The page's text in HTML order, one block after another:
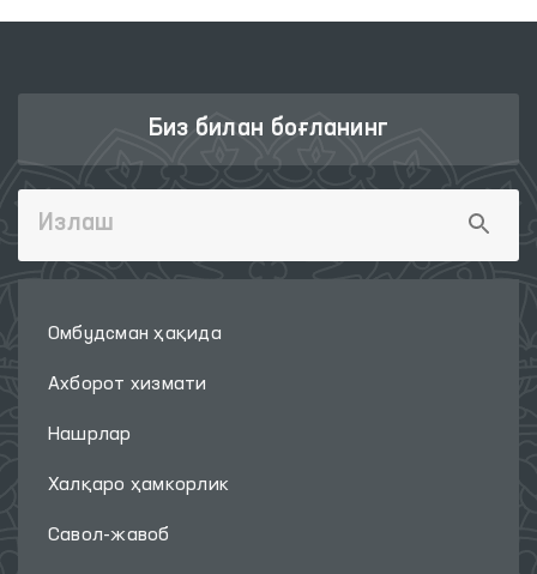
Биз билан боғланинг
Омбудсман ҳақида
Ахборот хизмати
Нашрлар
Халқаро ҳамкорлик
Савол-жавоб